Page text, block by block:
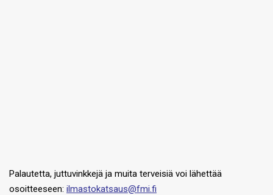
Palautetta, juttuvinkkejä ja muita terveisiä voi lähettää
osoitteeseen: ilmastokatsaus@fmi.fi